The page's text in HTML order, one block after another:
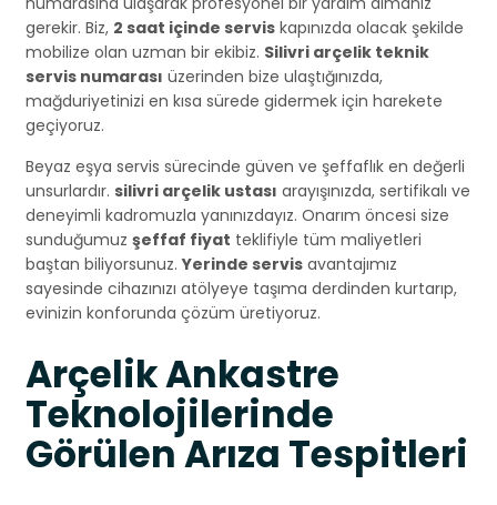
gerekir. Biz, 2 saat içinde servis kapınızda olacak şekilde
mobilize olan uzman bir ekibiz. Silivri arçelik teknik
servis numarası üzerinden bize ulaştığınızda,
mağduriyetinizi en kısa sürede gidermek için harekete
geçiyoruz.
Beyaz eşya servis sürecinde güven ve şeffaflık en değerli
unsurlardır. silivri arçelik ustası arayışınızda, sertifikalı ve
deneyimli kadromuzla yanınızdayız. Onarım öncesi size
sunduğumuz şeffaf fiyat teklifiyle tüm maliyetleri
baştan biliyorsunuz.Yerinde servis avantajımız
sayesinde cihazınızı atölyeye taşıma derdinden kurtarıp,
evinizin konforunda çözüm üretiyoruz.
Arçelik Ankastre
Teknolojilerinde
Görülen Arıza Tespitleri